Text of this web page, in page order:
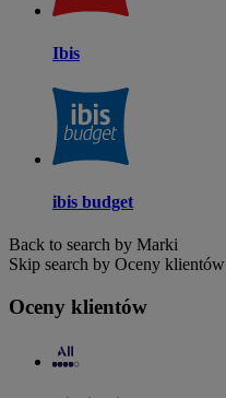
Ibis
ibis budget
Back to search by Marki
Skip search by Oceny klientów
Oceny klientów